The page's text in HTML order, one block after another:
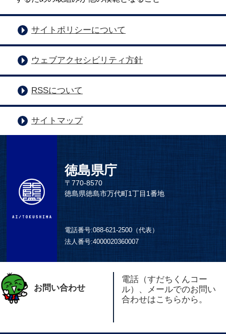
サイトポリシーについて
ウェブアクセシビリティ方針
RSSについて
サイトマップ
徳島県庁
〒770-8570
徳島県徳島市万代町1丁目1番地
電話番号:088-621-2500（代表）
法人番号:4000020360007
お問い合わせ
電話（すだちくんコー
ル）、メールでのお問い
合わせはこちらから。